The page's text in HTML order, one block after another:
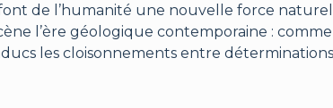
de l’humanité une nouvelle force
l’ère géologique contemporaine :
les cloisonnements entre